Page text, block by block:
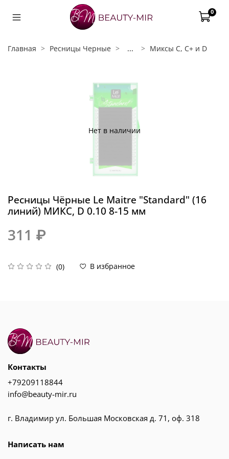
0
Главная Ресницы Черные ... Миксы С, C+ и D
Нет в наличии
Ресницы Чёрные Le Maitre "Standard" (16
линий) МИКС, D 0.10 8-15 мм
(0) В избранное
311 ₽
Контакты
+79209118844
info@beauty-mir.ru
г. Владимир ул. Большая Московская д. 71, оф. 318
Написать нам